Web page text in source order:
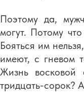
Поэтому да,
могут. Потому
Бояться им
имеют, с гневом
Жизнь восковой
тридцать-сорок?